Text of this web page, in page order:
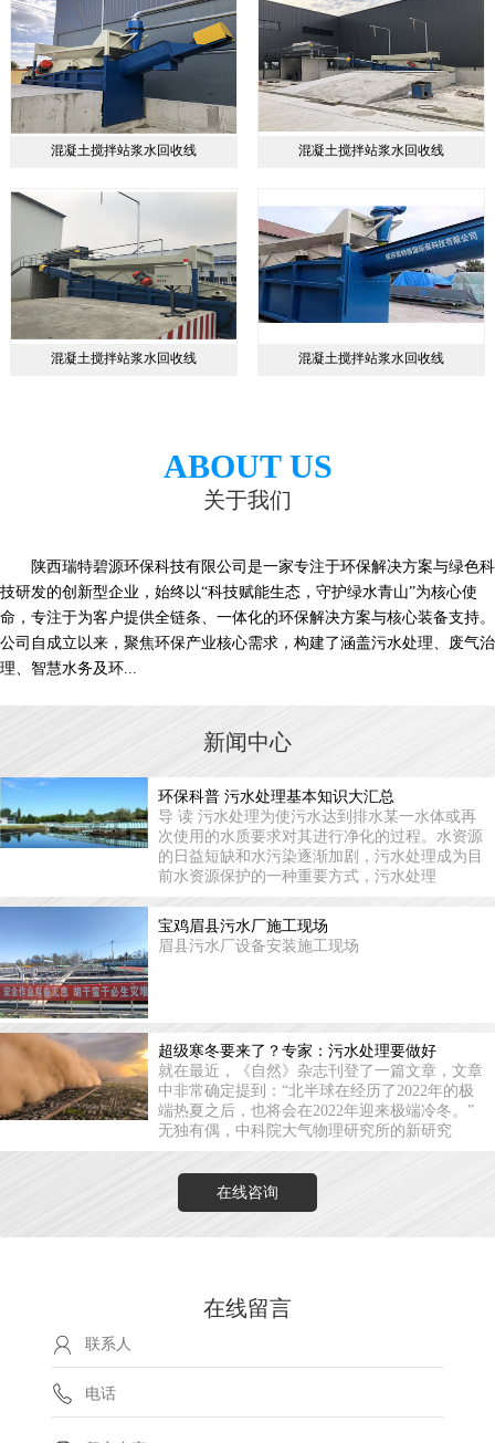
混凝土搅拌站浆水回收线 混凝土搅拌站浆水回收线
混凝土搅拌站浆水回收线 混凝土搅拌站浆水回收线
ABOUT US
关于我们
陕西瑞特碧源环保科技有限公司是一家专注于环保解决方案与绿色科
技研发的创新型企业，始终以“科技赋能生态，守护绿水青山”为核心使
命，专注于为客户提供全链条、一体化的环保解决方案与核心装备支持。
公司自成立以来，聚焦环保产业核心需求，构建了涵盖污水处理、废气治
理、智慧水务及环...
新闻中心
环保科普 污水处理基本知识大汇总
导 读 污水处理为使污水达到排水某一水体或再
次使用的水质要求对其进行净化的过程。水资源
的日益短缺和水污染逐渐加剧，污水处理成为目
前水资源保护的一种重要方式，污水处理
宝鸡眉县污水厂施工现场
眉县污水厂设备安装施工现场
超级寒冬要来了？专家：污水处理要做好
就在最近，《自然》杂志刊登了一篇文章，文章
中非常确定提到：“北半球在经历了2022年的极
端热夏之后，也将会在2022年迎来极端冷冬。”
无独有偶，中科院大气物理研究所的新研究
在线咨询
在线留言